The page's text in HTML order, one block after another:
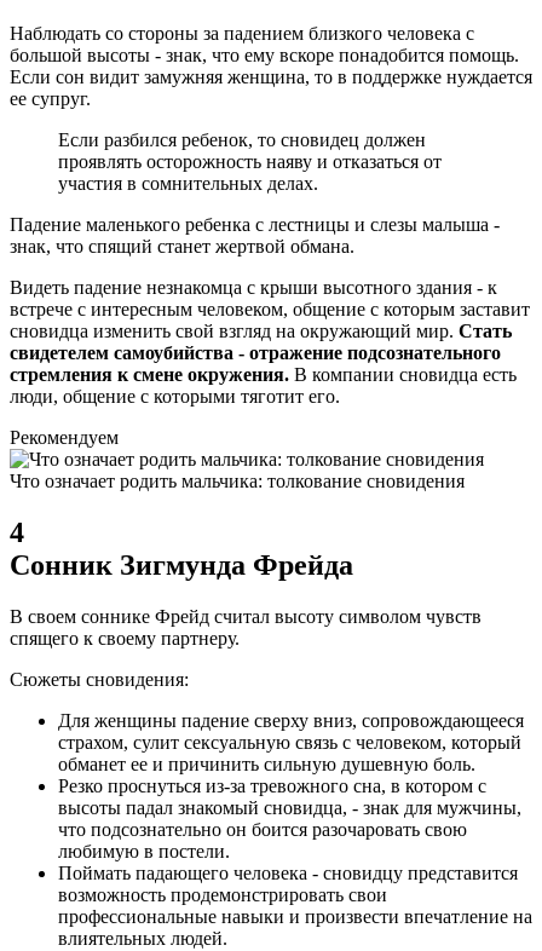
Наблюдать со стороны за падением близкого человека с
большой высоты - знак, что ему вскоре понадобится помощь.
Если сон видит замужняя женщина, то в поддержке нуждается
ее супруг.
Если разбился ребенок, то сновидец должен
проявлять осторожность наяву и отказаться от
участия в сомнительных делах.
Падение маленького ребенка с лестницы и слезы малыша -
знак, что спящий станет жертвой обмана.
Видеть падение незнакомца с крыши высотного здания - к
встрече с интересным человеком, общение с которым заставит
сновидца изменить свой взгляд на окружающий мир. Стать
свидетелем самоубийства - отражение подсознательного
стремления к смене окружения. В компании сновидца есть
люди, общение с которыми тяготит его.
Рекомендуем
Что означает родить мальчика: толкование сновидения
4
Сонник Зигмунда Фрейда
В своем соннике Фрейд считал высоту символом чувств
спящего к своему партнеру.
Сюжеты сновидения:
Для женщины падение сверху вниз, сопровождающееся
страхом, сулит сексуальную связь с человеком, который
обманет ее и причинить сильную душевную боль.
Резко проснуться из-за тревожного сна, в котором с
высоты падал знакомый сновидца, - знак для мужчины,
что подсознательно он боится разочаровать свою
любимую в постели.
Поймать падающего человека - сновидцу представится
возможность продемонстрировать свои
профессиональные навыки и произвести впечатление на
влиятельных людей.